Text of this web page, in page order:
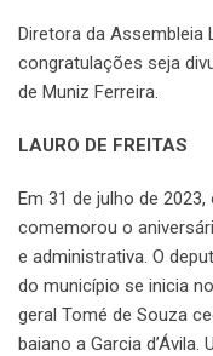
Diretora da Assembleia
congratulações seja
de Muniz Ferreira.
LAURO DE FREITAS
Em 31 de julho de
comemorou o
e administrativa. O
do município se inicia
geral Tomé de Souza
baiano a Garcia